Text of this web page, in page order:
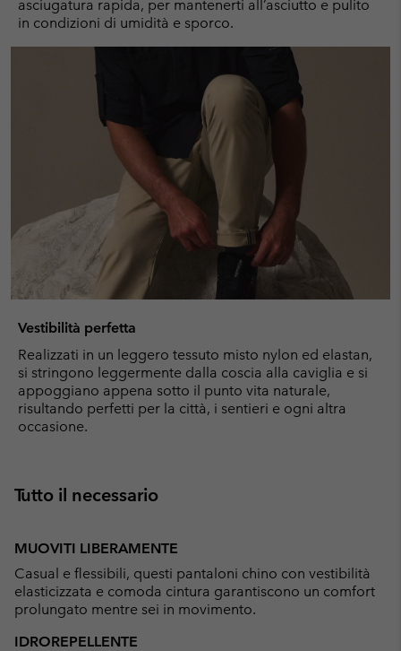
asciugatura rapida, per mantenerti all’asciutto e pulito
in condizioni di umidità e sporco.
Vestibilità perfetta
Realizzati in un leggero tessuto misto nylon ed elastan,
si stringono leggermente dalla coscia alla caviglia e si
appoggiano appena sotto il punto vita naturale,
risultando perfetti per la città, i sentieri e ogni altra
occasione.
Tutto il necessario
MUOVITI LIBERAMENTE
Casual e flessibili, questi pantaloni chino con vestibilità
elasticizzata e comoda cintura garantiscono un comfort
prolungato mentre sei in movimento.
IDROREPELLENTE